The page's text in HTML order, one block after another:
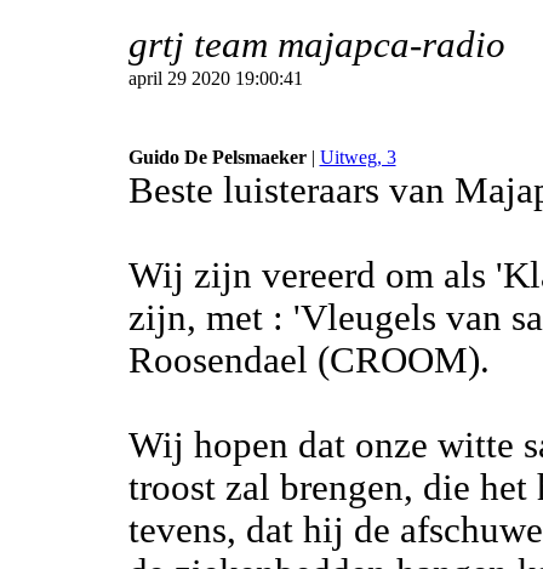
grtj team majapca-radio
april 29 2020 19:00:41
Guido De Pelsmaeker| Uitweg, 3
Beste luisteraars van
Wij zijn vereerd om als
zijn, met : 'Vleugels van
Roosendael (CROOM).
Wij hopen dat onze witte
troost zal brengen, die het
tevens, dat hij de